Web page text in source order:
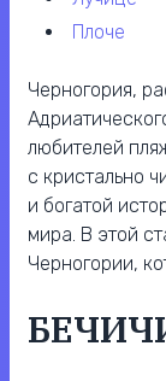
плоче
Черногория,
любителей
с кристально
и богатой
мира. В этой
Черногории,